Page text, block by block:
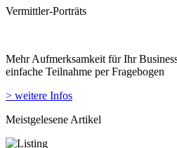
Vermittler-Porträts
Mehr Aufmerksamkeit für Ihr
einfache Teilnahme per Fragebogen
> weitere Infos
Meistgelesene Artikel